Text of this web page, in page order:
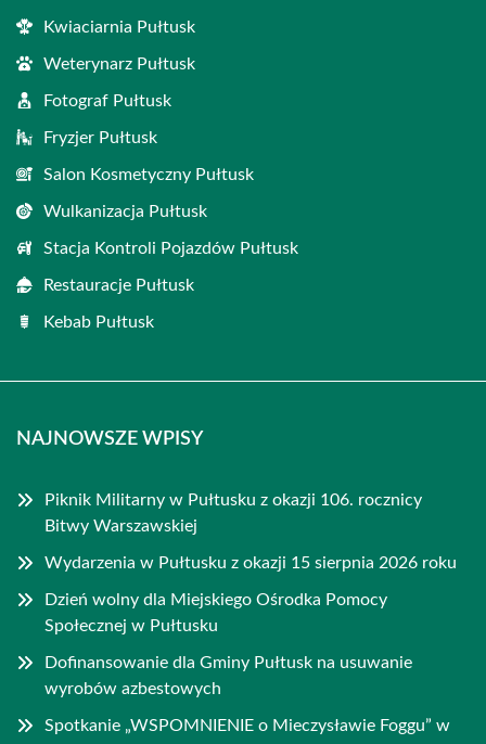
Kwiaciarnia Pułtusk
Weterynarz Pułtusk
Fotograf Pułtusk
Fryzjer Pułtusk
Salon Kosmetyczny Pułtusk
Wulkanizacja Pułtusk
Stacja Kontroli Pojazdów Pułtusk
Restauracje Pułtusk
Kebab Pułtusk
NAJNOWSZE WPISY
Piknik Militarny w Pułtusku z okazji 106. rocznicy
Bitwy Warszawskiej
Wydarzenia w Pułtusku z okazji 15 sierpnia 2026 roku
Dzień wolny dla Miejskiego Ośrodka Pomocy
Społecznej w Pułtusku
Dofinansowanie dla Gminy Pułtusk na usuwanie
wyrobów azbestowych
Spotkanie „WSPOMNIENIE o Mieczysławie Foggu” w